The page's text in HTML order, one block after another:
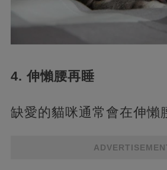
4. 伸懶腰再睡
缺愛的貓咪通常會在伸懶